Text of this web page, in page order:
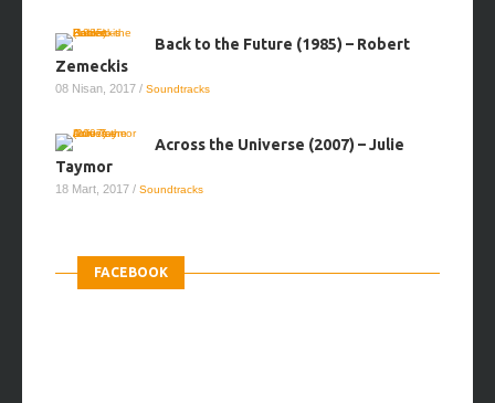
Back to the Future (1985) – Robert
Zemeckis
08 Nisan, 2017 / Soundtracks
Across the Universe (2007) – Julie
Taymor
18 Mart, 2017 / Soundtracks
FACEBOOK